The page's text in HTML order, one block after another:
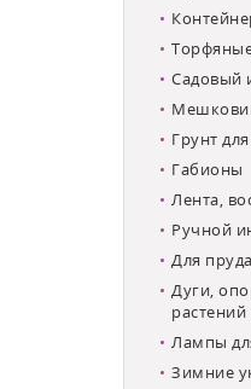
Садовый
Грунт
Габионы
Лента,
Ручной
Для пруда
Дуги,
растений
Лампы
Зимние